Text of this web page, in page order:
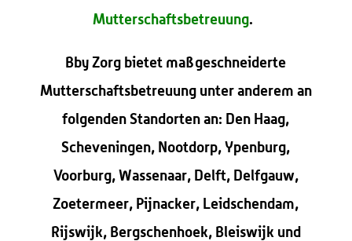
Mutterschaftsbetreuung.
Bby Zorg bietet maßgeschneiderte
Mutterschaftsbetreuung unter anderem an
folgenden Standorten an: Den Haag,
Scheveningen, Nootdorp, Ypenburg,
Voorburg, Wassenaar, Delft, Delfgauw,
Zoetermeer, Pijnacker, Leidschendam,
Rijswijk, Bergschenhoek, Bleiswijk und